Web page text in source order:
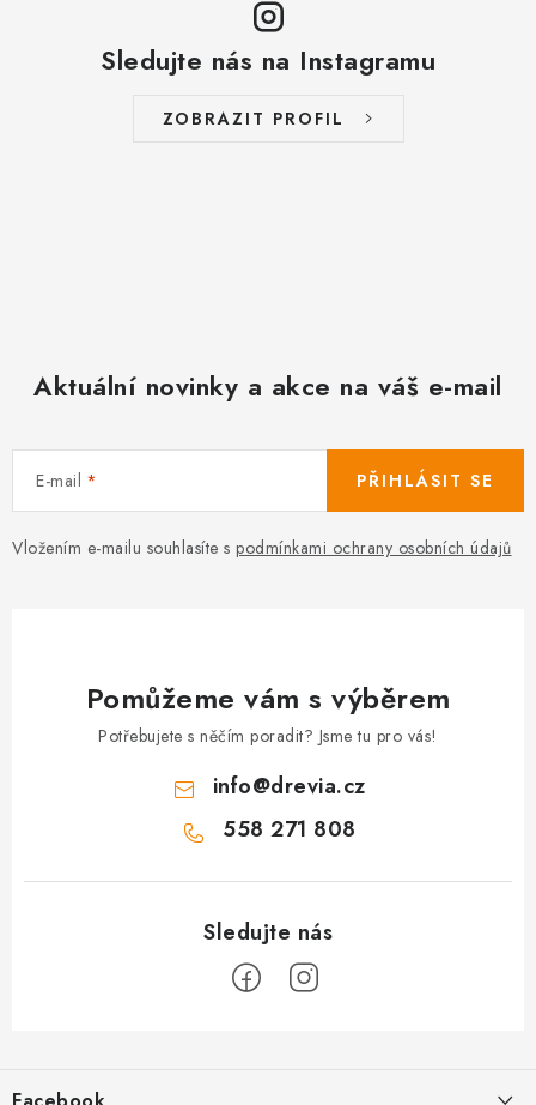
Sledujte nás na Instagramu
ZOBRAZIT PROFIL
Aktuální novinky a akce na váš e-mail
E-mail
Vložením e-mailu souhlasíte s podmínkami ochrany osobních údajů
PŘIHLÁSIT SE
Pomůžeme vám s výběrem
Potřebujete s něčím poradit? Jsme tu pro vás!
info@drevia.cz
558 271 808